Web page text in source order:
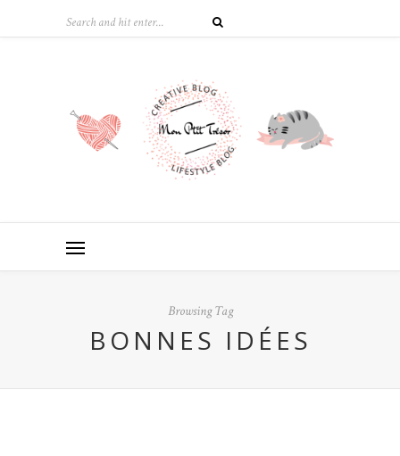
Browsing Tag
BONNES IDÉES